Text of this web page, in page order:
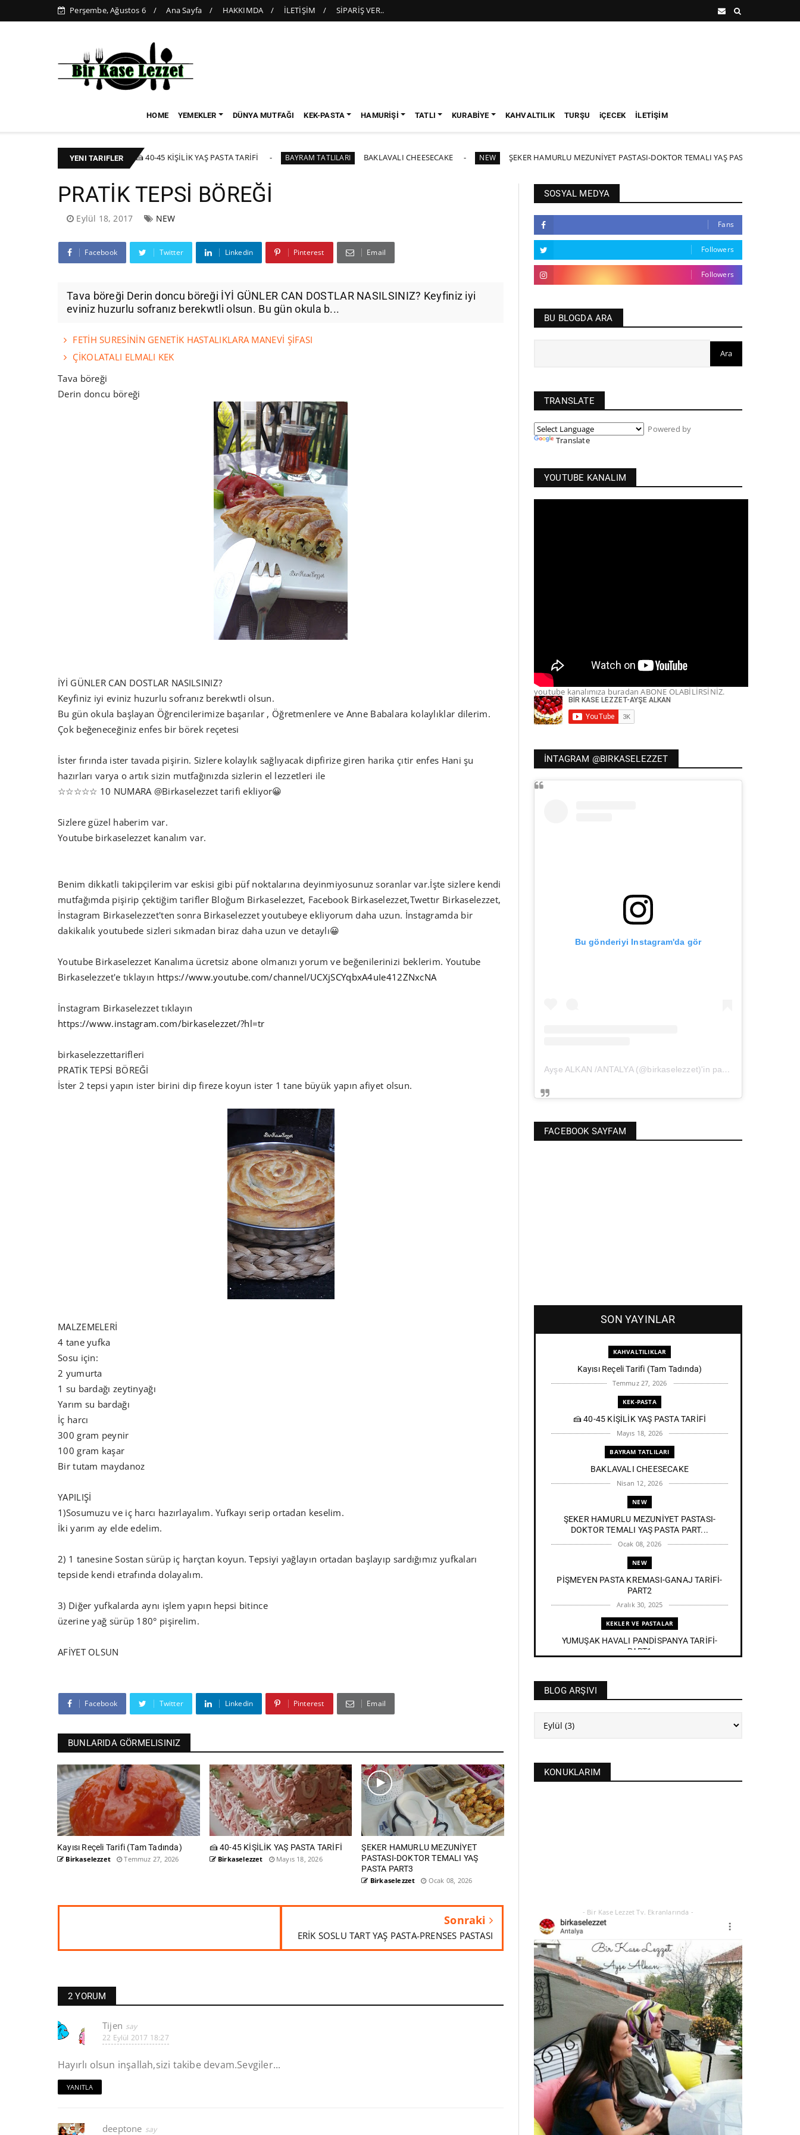
Perşembe, Ağustos 6 Ana Sayfa HAKKIMDA İLETİŞİM SİPARİŞ VER..
HOME YEMEKLER DÜNYA MUTFAĞI KEK-PASTA HAMURİŞİ TATLI KURABİYE KAHVALTILIK TURŞU iÇECEK İLETİŞİM
YENI TARIFLER
KEK-PASTA 🍰 40-45 KİŞİLİK YAŞ PASTA TARİFİ BAYRAM TATLILARI BAKLAVALI CHEESECAKE NEW ŞEKER HAMURLU MEZUNİYET PASTASI-DOKTOR TEMALI YAŞ PASTA PART3
PRATİK TEPSİ BÖREĞİ
Eylül 18, 2017 NEW
Facebook Twitter Linkedin Pinterest Email
Tava böreği Derin doncu böreği İYİ GÜNLER CAN DOSTLAR NASILSINIZ? Keyfiniz iyi
eviniz huzurlu sofranız berekwtli olsun. Bu gün okula b...
FETİH SURESİNİN GENETİK HASTALIKLARA MANEVİ ŞİFASI
ÇİKOLATALI ELMALI KEK
Tava böreği
Derin doncu böreği
İYİ GÜNLER CAN DOSTLAR NASILSINIZ?
Keyfiniz iyi eviniz huzurlu sofranız berekwtli olsun.
Bu gün okula başlayan Öğrencilerimize başarılar , Öğretmenlere ve Anne Babalara kolaylıklar dilerim.
Çok beğeneceğiniz enfes bir börek reçetesi
İster fırında ister tavada pişirin. Sizlere kolaylık sağlıyacak dipfirize giren harika çıtir enfes Hani şu
hazırları varya o artık sizin mutfağınızda sizlerin el lezzetleri ile
☆☆☆☆☆ 10 NUMARA @Birkaselezzet tarifi ekliyor😀
Sizlere güzel haberim var.
Youtube birkaselezzet kanalım var.
Benim dikkatli takipçilerim var eskisi gibi püf noktalarına deyinmiyosunuz soranlar var.İşte sizlere kendi
mutfağımda pişirip çektiğim tarifler Bloğum Birkaselezzet, Facebook Birkaselezzet,Twettır Birkaselezzet,
İnstagram Birkaselezzet'ten sonra Birkaselezzet youtubeye ekliyorum daha uzun. İnstagramda bir
dakikalık youtubede sizleri sıkmadan biraz daha uzun ve detaylı😀
Youtube Birkaselezzet Kanalıma ücretsiz abone olmanızı yorum ve beğenilerinizi beklerim. Youtube
Birkaselezzet'e tıklayın https://www.youtube.com/channel/UCXjSCYqbxA4uIe412ZNxcNA
İnstagram Birkaselezzet tıklayın
https://www.instagram.com/birkaselezzet/?hl=tr
birkaselezzettarifleri
PRATİK TEPSİ BÖREĞİ
İster 2 tepsi yapın ister birini dip fireze koyun ister 1 tane büyük yapın afiyet olsun.
MALZEMELERİ
4 tane yufka
Sosu için:
2 yumurta
1 su bardağı zeytinyağı
Yarım su bardağı
İç harcı
300 gram peynir
100 gram kaşar
Bir tutam maydanoz
YAPILIŞİ
1)Sosumuzu ve iç harcı hazırlayalım. Yufkayı serip ortadan keselim.
İki yarım ay elde edelim.
2) 1 tanesine Sostan sürüp iç harçtan koyun. Tepsiyi yağlayın ortadan başlayıp sardığımız yufkaları
tepside kendi etrafında dolayalım.
3) Diğer yufkalarda aynı işlem yapın hepsi bitince
üzerine yağ sürüp 180° pişirelim.
AFİYET OLSUN
Facebook Twitter Linkedin Pinterest Email
BUNLARIDA GÖRMELISINIZ
Kayısı Reçeli Tarifi (Tam Tadında)
Birkaselezzet Temmuz 27, 2026
🍰 40-45 KİŞİLİK YAŞ PASTA TARİFİ
Birkaselezzet Mayıs 18, 2026
ŞEKER HAMURLU MEZUNİYET
PASTASI-DOKTOR TEMALI YAŞ
PASTA PART3
Birkaselezzet Ocak 08, 2026
Sonraki
ERİK SOSLU TART YAŞ PASTA-PRENSES PASTASI
2 YORUM
Tijen
22 Eylül 2017 18:27
Hayırlı olsun inşallah,sizi takibe devam.Sevgiler...
YANITLA
deeptone
SOSYAL MEDYA
Fans
Followers
Followers
BU BLOGDA ARA
TRANSLATE
Powered by
Translate
YOUTUBE KANALIM
youtube kanalımıza buradan ABONE OLABİLİRSİNİZ.
İNTAGRAM @BIRKASELEZZET
Bu gönderiyi Instagram'da gör
Ayşe ALKAN /ANTALYA (@birkaselezzet)'in paylaştığı bir gönderi
FACEBOOK SAYFAM
SON YAYINLAR
KAHVALTILIKLAR
Kayısı Reçeli Tarifi (Tam Tadında)
Temmuz 27, 2026
KEK-PASTA
🍰 40-45 KİŞİLİK YAŞ PASTA TARİFİ
Mayıs 18, 2026
BAYRAM TATLILARI
BAKLAVALI CHEESECAKE
Nisan 12, 2026
NEW
ŞEKER HAMURLU MEZUNİYET PASTASI-
DOKTOR TEMALI YAŞ PASTA PART...
Ocak 08, 2026
NEW
PİŞMEYEN PASTA KREMASI-GANAJ TARİFİ-
PART2
Aralık 30, 2025
KEKLER VE PASTALAR
YUMUŞAK HAVALI PANDİSPANYA TARİFİ-
PART1
İRMİK HELVASI TARİFİ
KURABİYELER
BLOG ARŞIVI
KONUKLARIM
- Bir Kase Lezzet Tv. Ekranlarında -